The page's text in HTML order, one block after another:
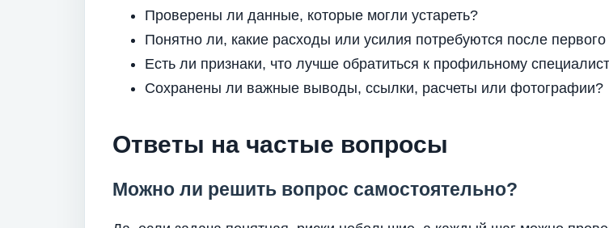
Проверены ли данные, которые могли устареть?
Понятно ли, какие расходы или усилия потребуются после
Есть ли признаки, что лучше обратиться к профильному
Сохранены ли важные выводы, ссылки, расчеты или фотографии?
Ответы на частые вопросы
Можно ли решить вопрос самостоятельно?